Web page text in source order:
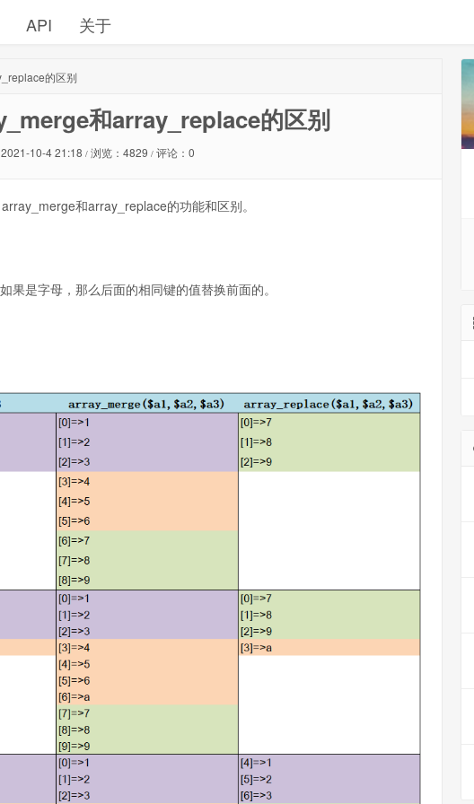
API 关于
的区别
和array_replace的区别
2021-10-4 21:18 / 浏览：4829 / 评论：0
和array_replace的功能和区别。
是字母，那么后面的相同键的值替换前面的。